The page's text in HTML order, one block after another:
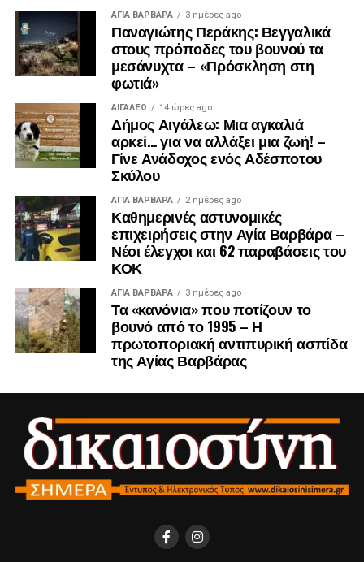
ΑΓΙΑ ΒΑΡΒΑΡΑ 3 ημέρες ago
Παναγιώτης Περάκης: Βεγγαλικά
στους πρόποδες του βουνού τα
μεσάνυχτα – «Πρόσκληση στη
φωτιά»
ΑΙΓΑΛΕΩ 14 ώρες ago
Δήμος Αιγάλεω: Μια αγκαλιά
αρκεί… για να αλλάξει μια ζωή! –
Γίνε Ανάδοχος ενός Αδέσποτου
Σκύλου
ΑΓΙΑ ΒΑΡΒΑΡΑ 2 ημέρες ago
Καθημερινές αστυνομικές
επιχειρήσεις στην Αγία Βαρβάρα –
Νέοι έλεγχοι και 62 παραβάσεις του
ΚΟΚ
ΑΓΙΑ ΒΑΡΒΑΡΑ 3 ημέρες ago
Τα «κανόνια» που ποτίζουν το
βουνό από το 1995 – Η
πρωτοποριακή αντιπυρική ασπίδα
της Αγίας Βαρβάρας